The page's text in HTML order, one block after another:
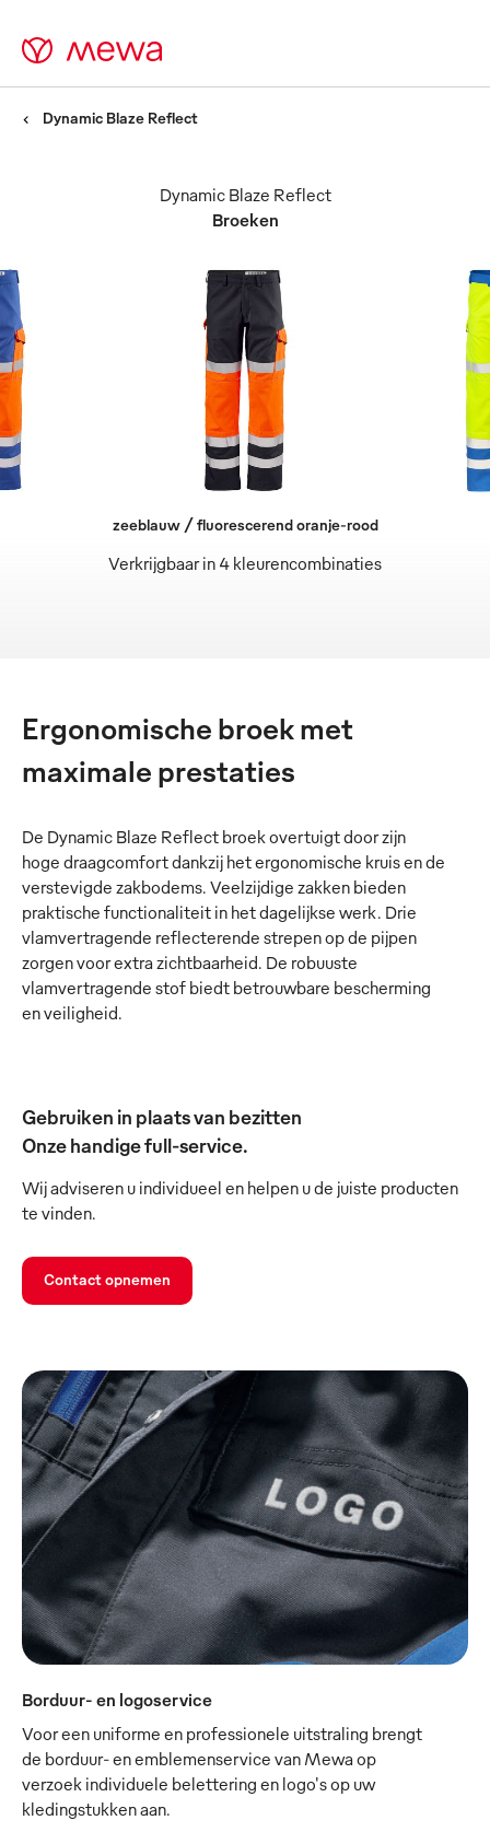
Dynamic Blaze Reflect
Broeken
Dynamic Blaze Reflect
Verkrijgbaar in 4 kleurencombinaties
zeeblauw / fluorescerend oranje-rood
Ergonomische broek met
maximale prestaties
De Dynamic Blaze Reflect broek overtuigt door zijn
hoge draagcomfort dankzij het ergonomische kruis en de
verstevigde zakbodems. Veelzijdige zakken bieden
praktische functionaliteit in het dagelijkse werk. Drie
vlamvertragende reflecterende strepen op de pijpen
zorgen voor extra zichtbaarheid. De robuuste
vlamvertragende stof biedt betrouwbare bescherming
en veiligheid.
Gebruiken in plaats van bezitten
Onze handige full-service.
Wij adviseren u individueel en helpen u de juiste producten
te vinden.
Contact opnemen
Borduur- en logoservice
Voor een uniforme en professionele uitstraling brengt
de borduur- en emblemenservice van Mewa op
verzoek individuele belettering en logo's op uw
kledingstukken aan.